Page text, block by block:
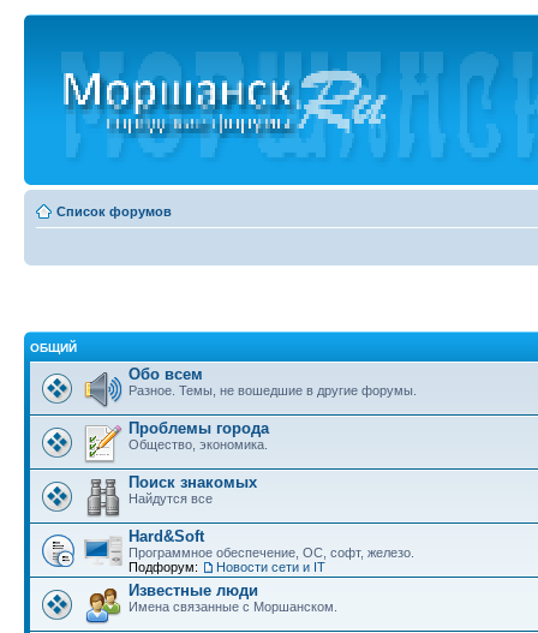
Список форумов
ОБЩИЙ
Обо всем
Разное. Темы, не вошедшие в другие форумы.
Проблемы города
Общество, экономика.
Поиск знакомых
Найдутся все
Hard&Soft
Программное обеспечение, ОС, софт, железо.
Подфорум:
Новости сети и IT
Известные люди
Имена связанные с Моршанском.